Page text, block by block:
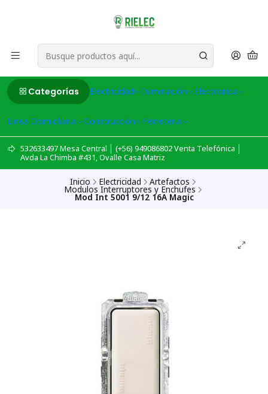
Categorías Electricidad Iluminación Electronica
Linea Domiciliaria Construcción Ferreteria
532633497 Mesa Central │ (+56) 949086802 Venta Telefónica │
Avda La Chimba #431, Ovalle Casa Matriz
Inicio Electricidad Artefactos
Modulos Interruptores y Enchufes
Mod Int 5001 9/12 16A Magic